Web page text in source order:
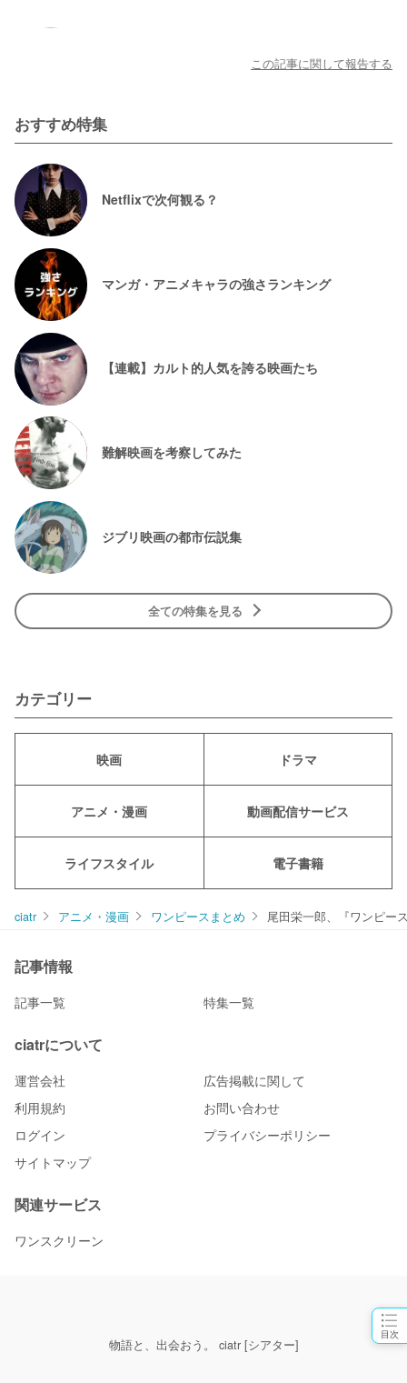
目次
この記事に関して報告する
おすすめ特集
Netflixで次何観る？
マンガ・アニメキャラの強さランキング
【連載】カルト的人気を誇る映画たち
難解映画を考察してみた
ジブリ映画の都市伝説集
全ての特集を見る
カテゴリー
映画 ドラマ
アニメ・漫画 動画配信サービス
ライフスタイル 電子書籍
ciatr アニメ・漫画 ワンピースまとめ 尾田栄一郎、『ワンピー
記事情報
記事一覧 特集一覧
ciatrについて
運営会社
広告掲載に関して
利用規約
お問い合わせ
ログイン
プライバシーポリシー
サイトマップ
関連サービス
ワンスクリーン
物語と、出会おう。 ciatr [シアター]